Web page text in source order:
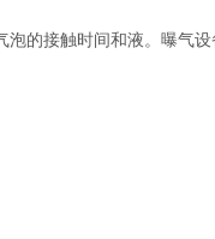
接触时间和液。曝气设